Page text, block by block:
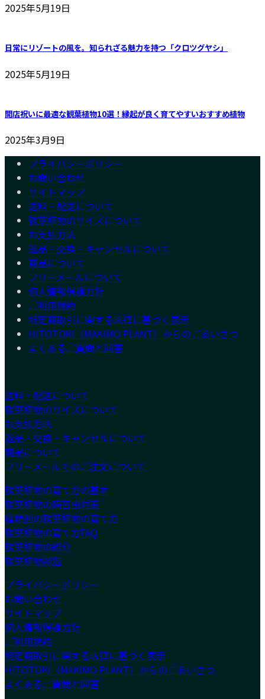
2025年5月19日
日常にリゾートの風を。知られざる魅力を持つ「クロツグヤシ」
2025年5月19日
開店祝いに最適な観葉植物10選！縁起が良く育てやすいおすすめ植物
2025年3月9日
プライバシーポリシー
お問い合わせ
サイトマップ
送料・配送について
観葉植物のサイズについて
お支払方法
返品・交換・キャンセルについて
商品について
フリーメールについて
個人情報保護方針
ご利用規約
特定商取引に関する法律に基づく表示
HITOTOKI（MAKIMO PLANT）からのごあいさつ
よくあるご質問と回答
送料・配送について
観葉植物のサイズについて
お支払方法
返品・交換・キャンセルについて
商品について
フリーメールでのご注文について
観葉植物の育て方の基本
観葉植物の病害虫対策
種類別の観葉植物の育て方
観葉植物の育て方FAQ
観葉植物の紹介
観葉植物図鑑
プライバシーポリシー
お問い合わせ
サイトマップ
個人情報保護方針
ご利用規約
特定商取引に関する法律に基づく表示
HITOTOKI（MAKIMO PLANT）からのごあいさつ
よくあるご質問と回答